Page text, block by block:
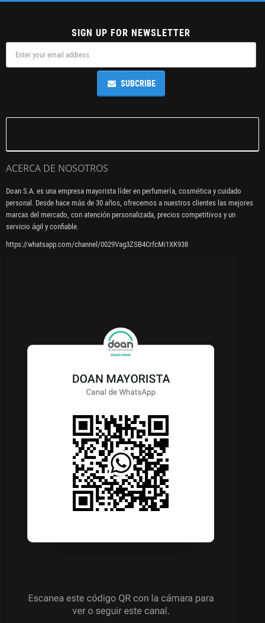
SIGN UP FOR NEWSLETTER
SUBCRIBE
ACERCA DE NOSOTROS
Doan S.A. es una empresa mayorista líder en perfumería, cosmética y cuidado
personal. Desde hace más de 30 años, ofrecemos a nuestros clientes las mejores
marcas del mercado, con atención personalizada, precios competitivos y un
servicio ágil y confiable.
https://whatsapp.com/channel/0029Vag3ZSB4CrfcMi1XK938